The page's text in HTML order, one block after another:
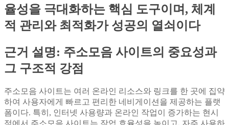
율성을 극대화하는 핵심 도구이며, 체계
적 관리와 최적화가 성공의 열쇠이다
근거 설명: 주소모음 사이트의 중요성과
그 구조적 강점
주소모음 사이트는 여러 온라인 리소스와 링크를 한 곳에 집약
하여 사용자에게 빠르고 편리한 네비게이션을 제공하는 플랫
폼이다. 특히, 인터넷 사용량과 온라인 작업이 증가하는 현시